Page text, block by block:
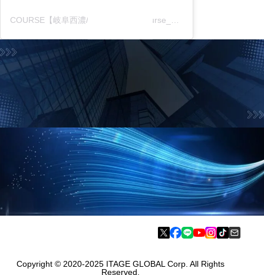
お問合せフォーム
お気軽にお問合せ下さい
採用に役立つお得な情報をご案内
Copyright © 2020-2025 ITAGE GLOBAL Corp. All Rights
Reserved.